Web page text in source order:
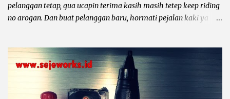
pelanggan tetap, gua ucapin terima kasih masih tetep keep riding
no arogan. Dan buat pelanggan baru, hormati pejalan kaki ya
Prima, Legenda, Supra Fit dan Revo 100. Et... dah... mantep bingit
kan bro di borong semua he.... he... Sebelum kita ngomong lebih
dalam tentang kelistrikan motor – motor tersebut, gua mau
minta tolong. Dari pada nyebar berita hoak yang ngga ada